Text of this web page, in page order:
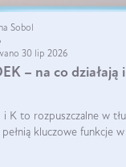
Sobol
30 lip 2026
– na co działają
K to rozpuszczalne w
kluczowe funkcje